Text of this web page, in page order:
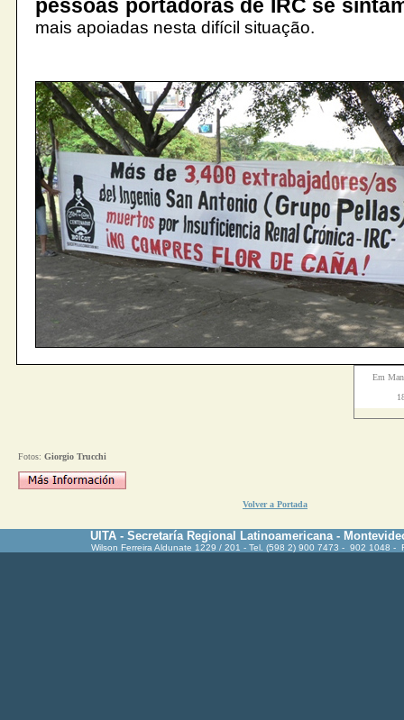
pessoas portadoras de IRC se
mais apoiadas nesta difícil situação.
Em
Fotos: Giorgio Trucchi
Volver a Portada
UITA - Secretaría Regional Latinoamericana -
Wilson Ferreira Aldunate 1229 / 201 - Tel. (598 2) 900 7473 - 902 1048 -